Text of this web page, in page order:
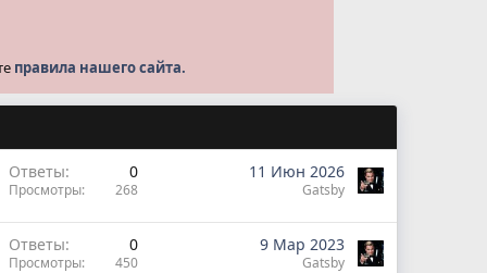
правила нашего сайта.
Ответы 0
Просмотры 268
11 Июн 2026
Gatsby
Ответы 0
Просмотры 450
9 Мар 2023
Gatsby